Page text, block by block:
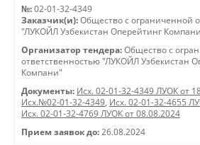
№: 02-01-32-4349
Заказчик(и): Общество с ограниченной
"ЛУКОЙЛ Узбекистан Оперейтинг
Организатор тендера: Общество с
ответственностью "ЛУКОЙЛ Узбекистан
Компани"
Документы: Исх. 02-01-32-4349 ЛУОК от
Исх.№02-01-32-4349, Исх. 02-01-32-4655
Исх. 02-01-32-4769 ЛУОК от 08.08.2024
Прием заявок до: 26.08.2024